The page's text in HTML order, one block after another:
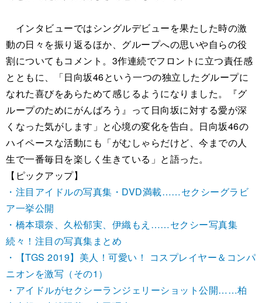
インタビューではシングルデビューを果たした時の激
動の日々を振り返るほか、グループへの思いや自らの役
割についてもコメント。3作連続でフロントに立つ責任感
とともに、「日向坂46という一つの独立したグループに
なれた喜びをあらためて感じるようになりました。『グ
ループのためにがんばろう』って日向坂に対する愛が深
くなった気がします」と心境の変化を告白。日向坂46の
ハイペースな活動にも「がむしゃらだけど、今までの人
生で一番毎日を楽しく生きている」と語った。
【ピックアップ】
・注目アイドルの写真集・DVD満載……セクシーグラビ
ア一挙公開
・橋本環奈、久松郁実、伊織もえ……セクシー写真集
続々！注目の写真集まとめ
・【TGS 2019】美人！可愛い！ コスプレイヤー＆コンパ
ニオンを激写（その1）
・アイドルがセクシーランジェリーショット公開……柏